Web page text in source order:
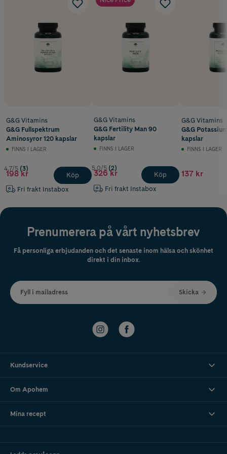
G&G Vitamins
G&G Fullspektrum
Aminosyror 120 kapslar
FINNS I LAGER
4.7/5 (3)
198 kr
Fri frakt Instabox
Köp
G&G Vitamins
G&G Fertility Man 90
kapslar
FINNS I LAGER
5.0/5 (2)
326 kr
Fri frakt Instabox
Köp
G&G Vitamins
G&G
kapslar
FINNS I LAGER
137 kr
Prenumerera på vårt nyhetsbrev
Få personliga erbjudanden och det senaste inom hälsa och skönhet
direkt i din inbox.
Fyll i mailadress Skicka
Kundservice
Om Apohem
Mina recept